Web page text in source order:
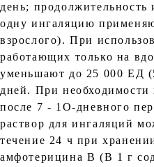
день;
одну ингаляцию
взрослого). При
работающих только на
уменьшают до 25 000 ЕД
дней. При необходимости
после 7 - 1О-дневного
раствор для ингаляций
течение 24 ч при
амфотерицина В (В 1 г